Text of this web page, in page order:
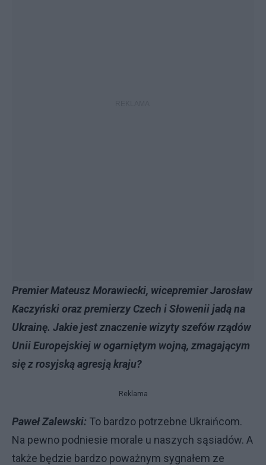
Premier Mateusz Morawiecki, wicepremier Jarosław
Kaczyński oraz premierzy Czech i Słowenii jadą na
Ukrainę. Jakie jest znaczenie wizyty szefów rządów
Unii Europejskiej w ogarniętym wojną, zmagającym
się z rosyjską agresją kraju?
Reklama
Paweł Zalewski: To bardzo potrzebne Ukraińcom.
Na pewno podniesie morale u naszych sąsiadów. A
także będzie bardzo poważnym sygnałem ze